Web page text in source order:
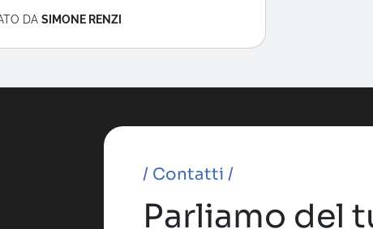
DA SIMONE RENZI
/ Contatti /
Parliamo del